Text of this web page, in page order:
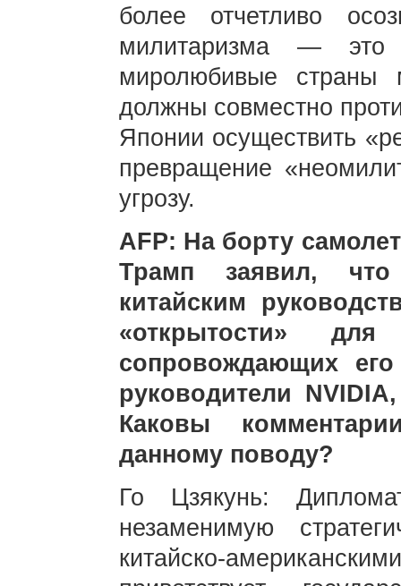
более отчетливо
милитаризма — это
миролюбивые
должны совместно
Японии осуществить
превращение
угрозу.
AFP: На борту
Трамп заявил,
китайским
«открытости» для
сопровождающих
руководители
Каковы
данному поводу?
Го Цзякунь:
незаменимую
китайско-